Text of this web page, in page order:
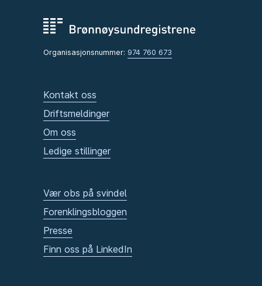
Organisasjonsnummer: 974 760 673
Kontakt oss
Driftsmeldinger
Om oss
Ledige stillinger
Vær obs på svindel
Forenklingsbloggen
Presse
Finn oss på LinkedIn